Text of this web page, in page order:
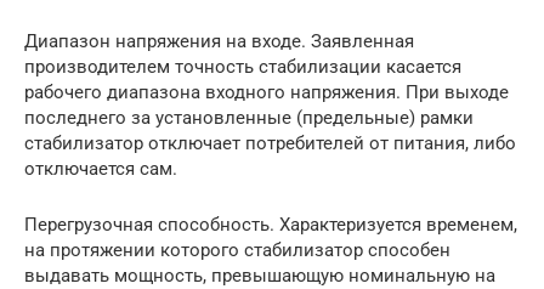
Диапазон напряжения на входе. Заявленная
производителем точность стабилизации касается
рабочего диапазона входного напряжения. При выходе
последнего за установленные (предельные) рамки
стабилизатор отключает потребителей от питания, либо
отключается сам.
Перегрузочная способность. Характеризуется временем,
на протяжении которого стабилизатор способен
выдавать мощность, превышающую номинальную на